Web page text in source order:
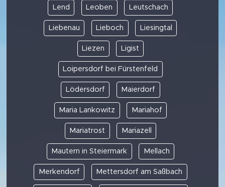
Lend Leoben Leutschach
Liebenau Lieboch Liesingtal
Liezen Ligist
Loipersdorf bei Fürstenfeld
Lödersdorf Maierdorf
Maria Lankowitz Mariahof
Mariatrost Mariazell
Mautern in Steiermark Mellach
Merkendorf Mettersdorf am Saßbach